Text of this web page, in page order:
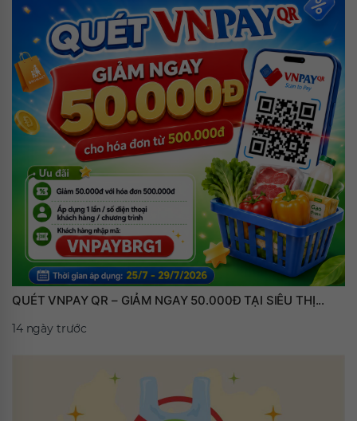
QUÉT VNPAY QR – GIẢM NGAY 50.000Đ TẠI SIÊU THỊ...
14 ngày trước